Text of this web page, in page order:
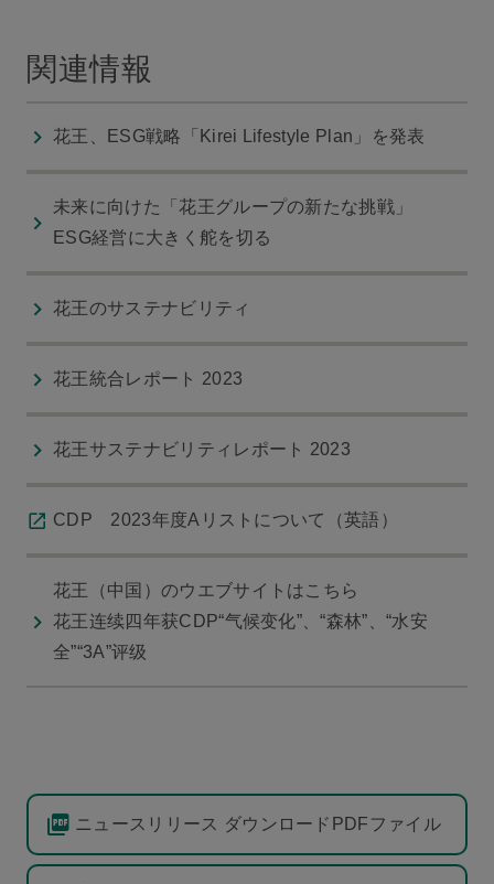
関連情報
花王、ESG戦略「Kirei Lifestyle Plan」を発表
未来に向けた「花王グループの新たな挑戦」
ESG経営に大きく舵を切る
花王のサステナビリティ
花王統合レポート 2023
花王サステナビリティレポート 2023
CDP 2023年度Aリストについて（英語）
花王（中国）のウエブサイトはこちら
花王连续四年获CDP“气候变化”、“森林”、“水安
全”“3A”评级
ニュースリリース ダウンロードPDFファイル